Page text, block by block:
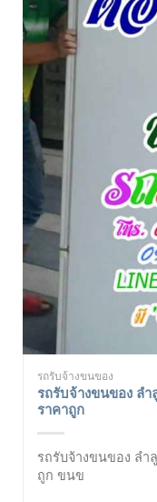
รถรับจ้างขนของ
รถรับจ้างขนของ ล
ราคาถูก
รถรับจ้างขนของ ลำ
ถูก ขนข